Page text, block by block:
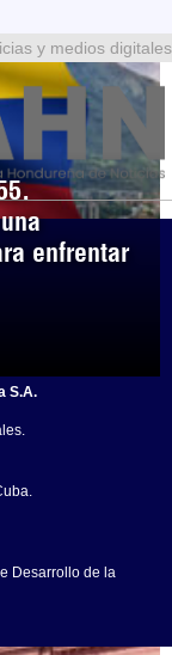
enfrentar
y medios digitales
S.A.
Desarrollo de la